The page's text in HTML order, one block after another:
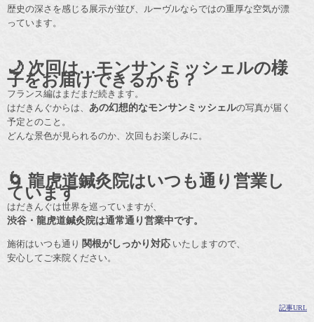
歴史の深さを感じる展示が並び、ルーヴルならではの重厚な空気が漂
っています。
🌙 次回は…モンサンミッシェルの様
子をお届けできるかも？
フランス編はまだまだ続きます。
はだきんぐからは、 あの幻想的なモンサンミッシェルの写真が届く
予定とのこと。
どんな景色が見られるのか、次回もお楽しみに。
🌀 龍虎道鍼灸院はいつも通り営業し
ています
はだきんぐは世界を巡っていますが、
渋谷・龍虎道鍼灸院は通常通り営業中です。
施術はいつも通り 関根がしっかり対応 いたしますので、
安心してご来院ください。
記事URL